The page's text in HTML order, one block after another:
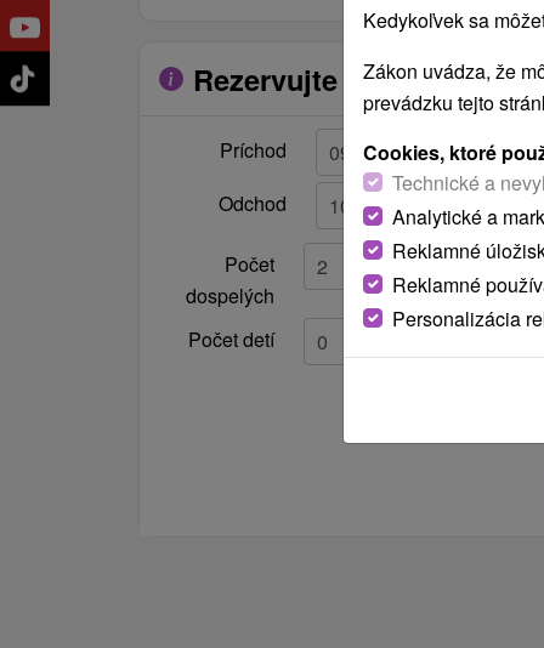
sprchovací kút, umývadlo,
záchod, rebríkový radiátor,
polička a zásuvka pre
elektrické spotrebiče
Rezervujte si pobyt
Príchod
Odchod
Počet
dospelých
Počet detí
Kedykoľvek sa
Zákon uvádza, že
prevádzku tejto
Cookies, ktoré
Technické a
Analytické a
Reklamné
Reklamné
Personalizácia